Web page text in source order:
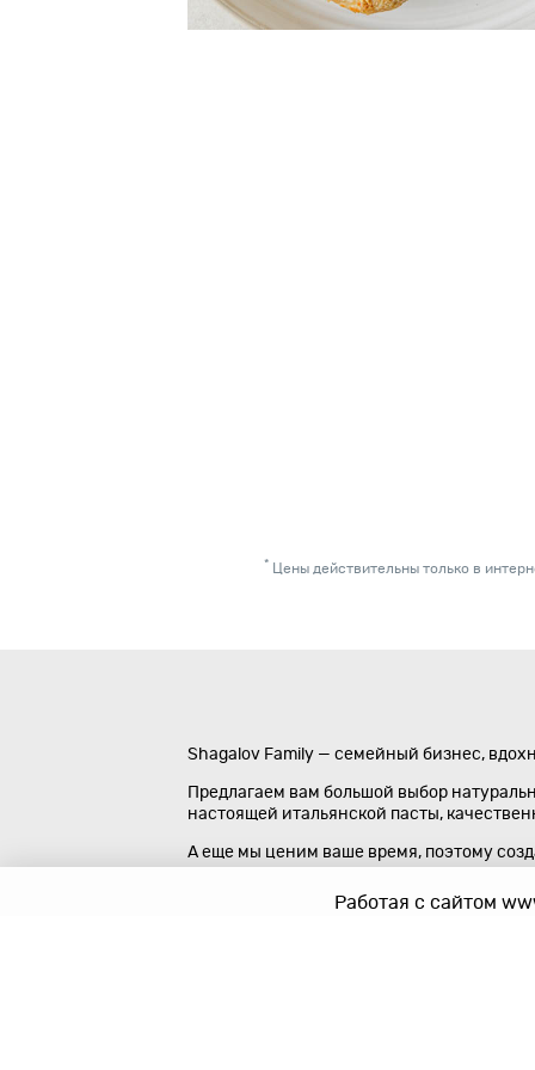
* Цены действительны только в
Shagalov Family — семейный бизнес,
Предлагаем вам большой выбор
настоящей итальянской пасты,
А еще мы ценим ваше время, поэтому
Работая с сайтом